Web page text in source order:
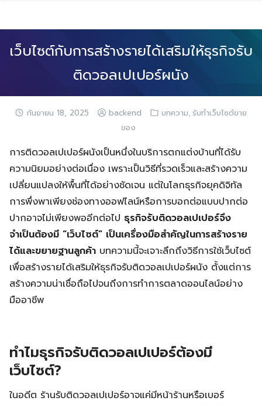
เว็บไซต์กับการสร้างรายได้เสริมให้ธุรกิจรับ
ติดวอลเปเปอร์ผนัง
กันยายน 18, 2025 backend บทความ, รับทำเว็บไซต์ขาย
ของ
การติดวอลเปเปอร์ผนังเป็นหนึ่งในบริการตกแต่งบ้านที่ได้รับ
ความนิยมอย่างต่อเนื่อง เพราะเป็นวิธีที่รวดเร็วและสร้างความ
เปลี่ยนแปลงให้พื้นที่ได้อย่างชัดเจน แต่ในโลกธุรกิจยุคดิจิทัล
การพึ่งพาเพียงช่องทางออฟไลน์หรือการบอกต่อแบบปากต่อ
ปากอาจไม่เพียงพออีกต่อไป ธุรกิจรับติดวอลเปเปอร์จึง
จำเป็นต้องมี “เว็บไซต์” เป็นเครื่องมือสำคัญในการสร้างราย
ได้และขยายฐานลูกค้า บทความนี้จะเจาะลึกถึงวิธีการใช้เว็บไซต์
เพื่อสร้างรายได้เสริมให้ธุรกิจรับติดวอลเปเปอร์ผนัง ตั้งแต่การ
สร้างความน่าเชื่อถือไปจนถึงการทำการตลาดออนไลน์อย่าง
มืออาชีพ
ทำไมธุรกิจรับติดวอลเปเปอร์ต้องมี
เว็บไซต์?
ในอดีต ร้านรับติดวอลเปเปอร์อาจแค่มีหน้าร้านหรือเบอร์